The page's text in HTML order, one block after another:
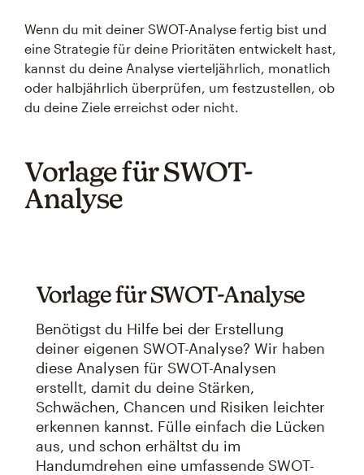
Wenn du mit deiner SWOT-Analyse fertig bist und
eine Strategie für deine Prioritäten entwickelt hast,
kannst du deine Analyse vierteljährlich, monatlich
oder halbjährlich überprüfen, um festzustellen, ob
du deine Ziele erreichst oder nicht.
Vorlage für SWOT-
Analyse
Vorlage für SWOT-Analyse
Benötigst du Hilfe bei der Erstellung
deiner eigenen SWOT-Analyse? Wir haben
diese Analysen für SWOT-Analysen
erstellt, damit du deine Stärken,
Schwächen, Chancen und Risiken leichter
erkennen kannst. Fülle einfach die Lücken
aus, und schon erhältst du im
Handumdrehen eine umfassende SWOT-